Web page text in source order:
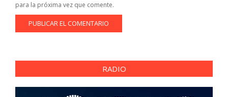
para la próxima vez que comente.
RADIO